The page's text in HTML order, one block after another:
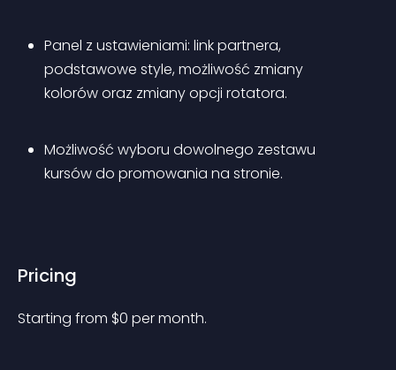
Panel z ustawieniami: link partnera,
podstawowe style, możliwość zmiany
kolorów oraz zmiany opcji rotatora.
Możliwość wyboru dowolnego zestawu
kursów do promowania na stronie.
Pricing
Starting from $0 per month.